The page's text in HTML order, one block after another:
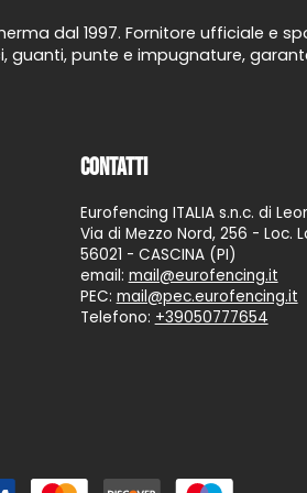
dal 1997. Fornitore ufficiale e
punte e impugnature,
Contatti
Eurofencing ITALIA s.n.c. di
Via di Mezzo Nord, 256 - Loc.
56021 - CASCINA (PI)
email: mail@eurofencing.it
PEC: mail@pec.eurofencing.it
Telefono: +39050777654